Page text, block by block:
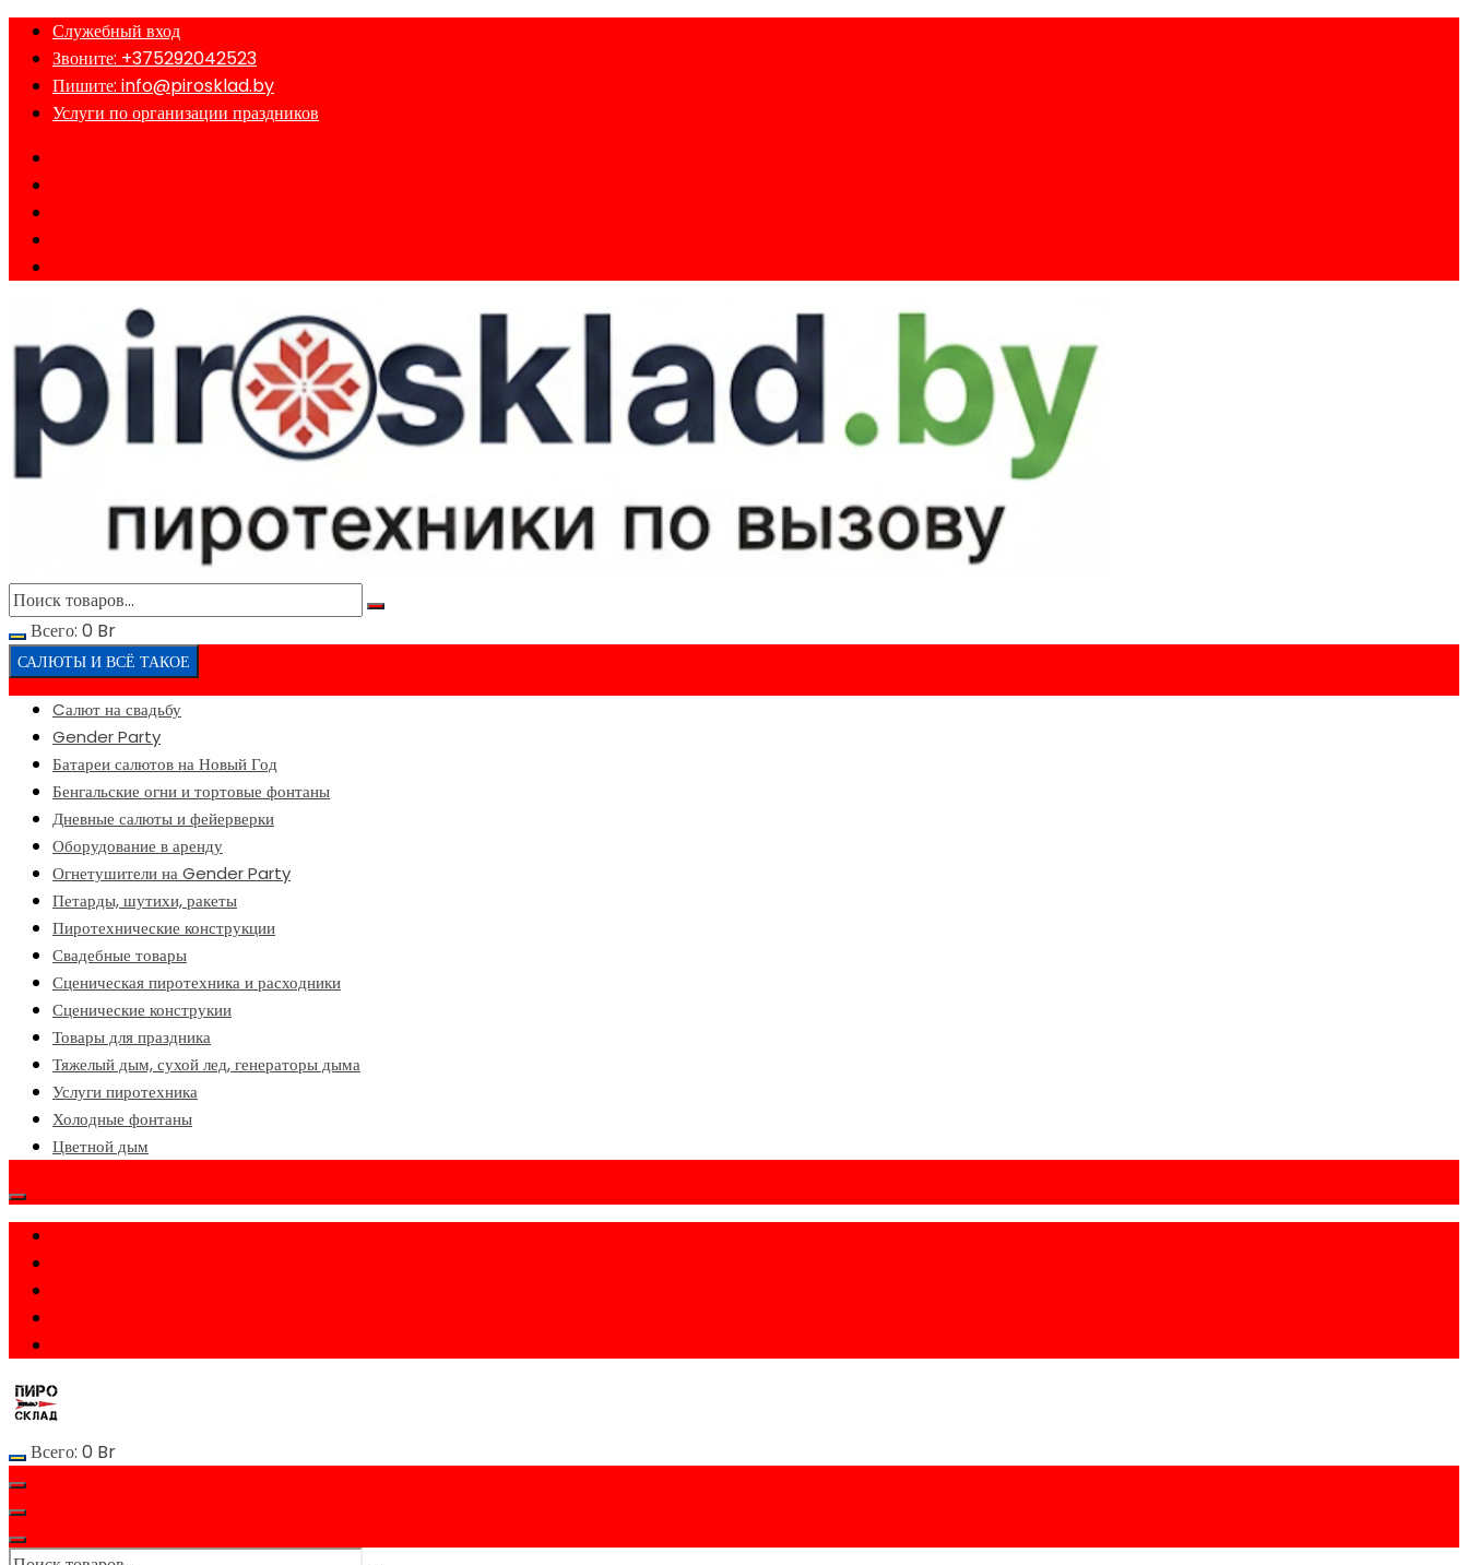
Перейти
содержимому
Служебный вход
Звоните: +375292042523
Пишите: info@pirosklad.by
Услуги по организации праздников
Всего: 0 Br
САЛЮТЫ И ВСЁ ТАКОЕ
Cалют на свадьбу
Gender Party
Батареи салютов на Новый Год
Бенгальские огни и тортовые фонтаны
Дневные салюты и фейерверки
Оборудование в аренду
Огнетушители на Gender Party
Петарды, шутихи, ракеты
Пиротехнические конструкции
Свадебные товары
Сценическая пиротехника и расходники
Сценические конструкии
Товары для праздника
Тяжелый дым, сухой лед, генераторы дыма
Услуги пиротехника
Холодные фонтаны
Цветной дым
Всего: 0 Br